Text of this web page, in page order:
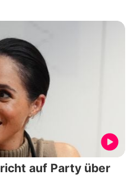
auf Party über